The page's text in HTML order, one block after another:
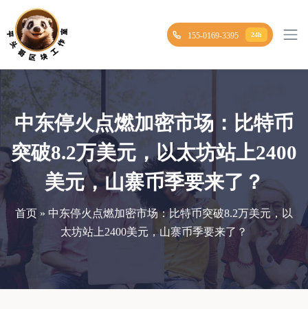
155-0169-3395 24h
中东停火点燃加密市场：比特币
突破8.2万美元，以太坊站上2400
美元，山寨币季要来了？
首页 » 中东停火点燃加密市场：比特币突破8.2万美元，以
太坊站上2400美元，山寨币季要来了？